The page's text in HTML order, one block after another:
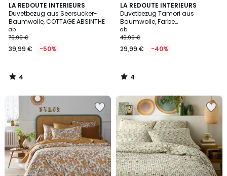
LA REDOUTE INTERIEURS
Duvetbezug aus Seersucker-
Baumwolle, COTTAGE ABSINTHE
ab
79,99 €
39,99 € -50%
4
/
5
4
/
LA REDOUTE INTERIEURS
Duvetbezug Tamori aus
Baumwolle, Farbe
Bernstein/Malve
ab
49,99 €
29,99 € -40%
4
/
5
4
/